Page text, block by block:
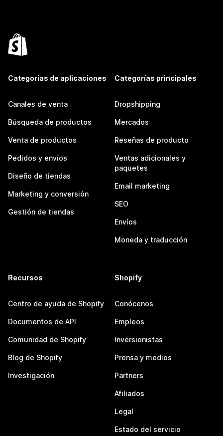
Categorías de aplicaciones
Canales de venta
Búsqueda de productos
Venta de productos
Pedidos y envíos
Diseño de tiendas
Marketing y conversión
Gestión de tiendas
Categorías principales
Dropshipping
Mercados
Reseñas de producto
Ventas adicionales y
paquetes
Email marketing
SEO
Envíos
Moneda y traducción
Recursos
Centro de ayuda de Shopify
Documentos de API
Comunidad de Shopify
Blog de Shopify
Investigación
Shopify
Conócenos
Empleos
Inversionistas
Prensa y medios
Partners
Afiliados
Legal
Estado del servicio